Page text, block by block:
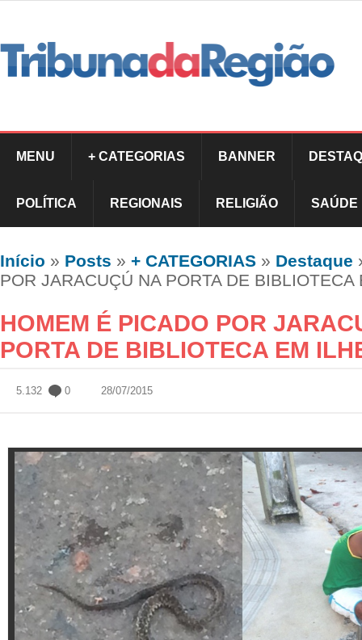
MENU + CATEGORIAS BANNER
POLÍTICA REGIONAIS RELIGIÃO SAÚDE
Início » Posts » + CATEGORIAS » Destaque
POR JARACUÇÚ NA PORTA DE BIBLIOTECA
HOMEM É PICADO POR
PORTA DE BIBLIOTECA EM
5.132 0 28/07/2015